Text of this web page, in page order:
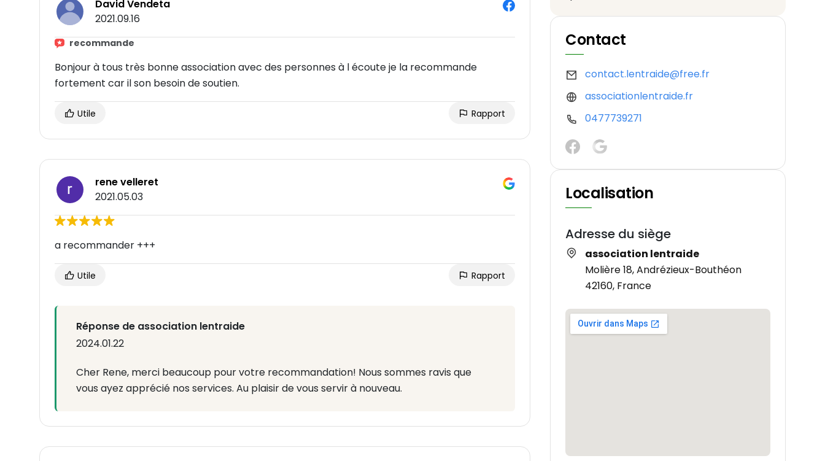
David Vendeta
2021.09.16
recommande
Bonjour à tous très bonne association avec des personnes à l écoute je la recommande
fortement car il son besoin de soutien.
Utile Rapport
rene velleret
2021.05.03
a recommander +++
Utile Rapport
Réponse de association lentraide
2024.01.22
Cher Rene, merci beaucoup pour votre recommandation! Nous sommes ravis que
vous ayez apprécié nos services. Au plaisir de vous servir à nouveau.
Contact
contact.lentraide@free.fr
associationlentraide.fr
0477739271
Localisation
Adresse du siège
association lentraide
Molière 18, Andrézieux-Bouthéon
42160, France